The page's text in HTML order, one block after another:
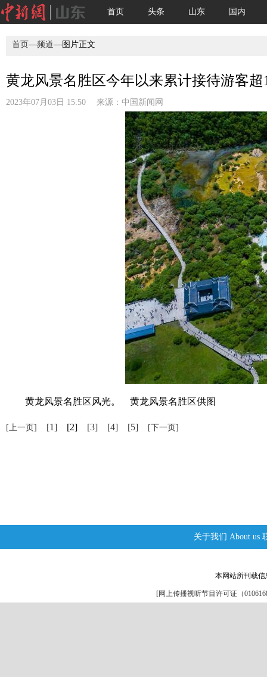
首页 头条 山东 国内
首页—频道—图片正文
黄龙风景名胜区今年以来累计接待游客超
2023年07月03日 15:50 来源： 中国新闻网
黄龙风景名胜区风光。 黄龙风景名胜区供图
[上一页] [1] [2] [3] [4] [5] [下一页]
关于我们 About us
本网站所刊载
[网上传播视听节目许可证（